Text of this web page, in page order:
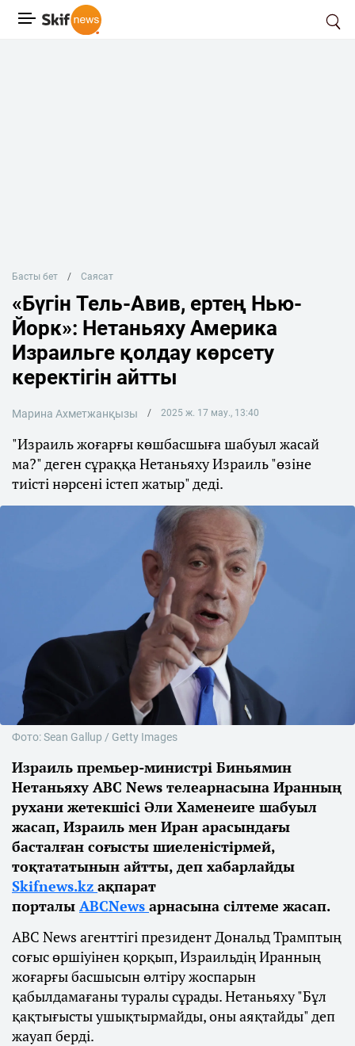
Басты бет Саясат
«Бүгін Тель-Авив, ертең Нью-
Йорк»: Нетаньяху Америка
Израильге қолдау көрсету
керектігін айтты
Марина Ахметжанқызы 2025 ж. 17 мау., 13:40
"Израиль жоғарғы көшбасшыға шабуыл жасай
ма?" деген сұраққа Нетаньяху Израиль "өзіне
тиісті нәрсені істеп жатыр" деді.
Фото: Sean Gallup / Getty Images
Израиль премьер-министрі Биньямин
Нетаньяху ABC News телеарнасына Иранның
рухани жетекшісі Әли Хаменеиге шабуыл
жасап, Израиль мен Иран арасындағы
басталған соғысты шиеленістірмей,
тоқтататынын айтты, деп хабарлайды
Skifnews.kz ақпарат
порталы ABCNews арнасына сілтеме жасап.
ABC News агенттігі президент Дональд Трамптың
соғыс өршіуінен қорқып, Израильдің Иранның
жоғарғы басшысын өлтіру жоспарын
қабылдамағаны туралы сұрады. Нетаньяху "Бұл
қақтығысты ушықтырмайды, оны аяқтайды" деп
жауап берді.